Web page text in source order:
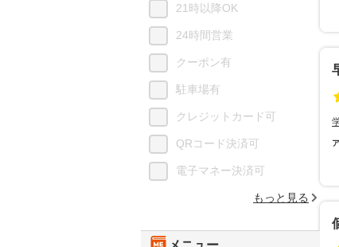
21時以降OK
24時間営業
クーポン有
駐車場有
クレジットカード可
QRコード決済可
電子マネー決済可
もっと見る